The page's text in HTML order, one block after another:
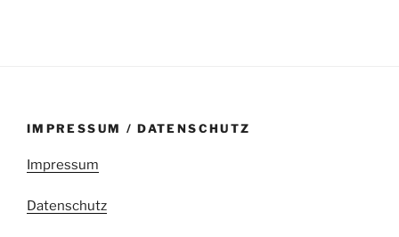
IMPRESSUM / DATENSCHUTZ
Impressum
Datenschutz